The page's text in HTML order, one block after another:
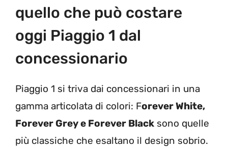
quello che può costare
oggi Piaggio 1 dal
concessionario
Piaggio 1 si triva dai concessionari in una
gamma articolata di colori: Forever White,
Forever Grey e Forever Black sono quelle
più classiche che esaltano il design sobrio.